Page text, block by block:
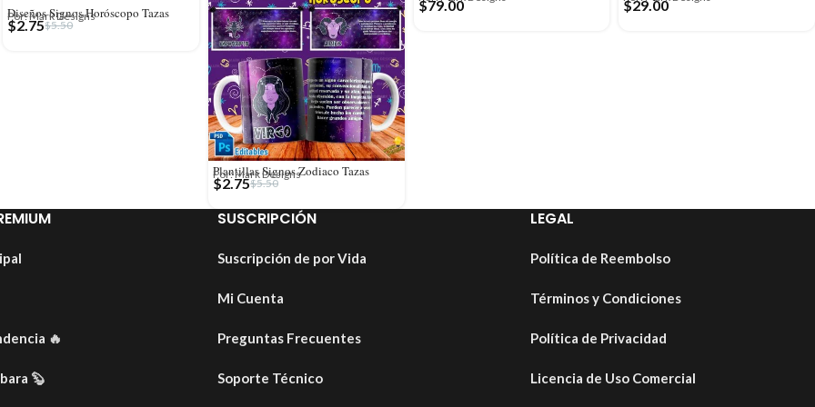
Diseños Signos Horóscopo Tazas
Por: Mark Designs
$5.50
$2.75
Plantillas Signos Zodiaco Tazas
Por: Mark Designs
$5.50
$2.75
$79.00 $29.00
🔥
🦫
SUSCRIPCIÓN
Suscripción de por Vida
Mi Cuenta
Preguntas Frecuentes
Soporte Técnico
LEGAL
Política de Reembolso
Términos y Condiciones
Política de Privacidad
Licencia de Uso Comercial